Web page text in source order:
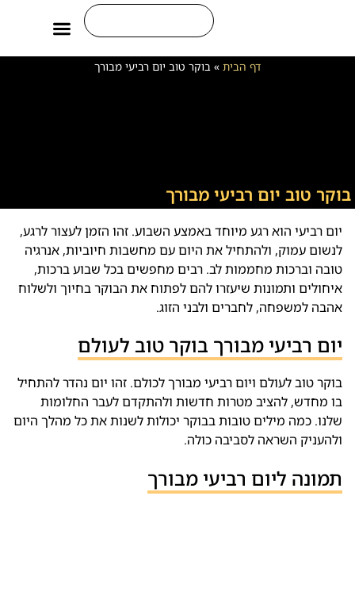
דף הבית » בוקר טוב יום רביעי מבורך
בוקר טוב יום רביעי מבורך
יום רביעי הוא רגע מיוחד באמצע השבוע. זהו הזמן לעצור לרגע,
לנשום עמוק, ולהתחיל את היום עם מחשבות חיוביות, אנרגיה
טובה וברכות מחממות לב. רבים מחפשים בכל שבוע ברכות,
איחולים ותמונות שיעזרו להם לפתוח את הבוקר בחיוך ולשלוח
אהבה למשפחה, לחברים ולבני הזוג.
יום רביעי מבורך בוקר טוב לעולם
בוקר טוב לעולם ויום רביעי מבורך לכולם. זהו יום נהדר להתחיל
בו מחדש, להציב מטרות חדשות ולהתקדם לעבר החלומות
שלנו. כמה מילים טובות בבוקר יכולות לשנות את כל מהלך היום
ולהעניק השראה לסביבה כולה.
תמונה ליום רביעי מבורך